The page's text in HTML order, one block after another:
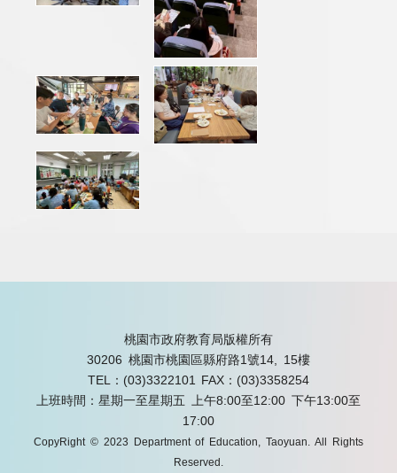
桃園市政府教育局版權所有
30206 桃園市桃園區縣府路1號14, 15樓
TEL：(03)3322101
FAX：(03)3358254
上班時間：星期一至星期五 上午8:00至12:00 下午13:00至
17:00
CopyRight © 2023 Department of Education, Taoyuan. All Rights
Reserved.